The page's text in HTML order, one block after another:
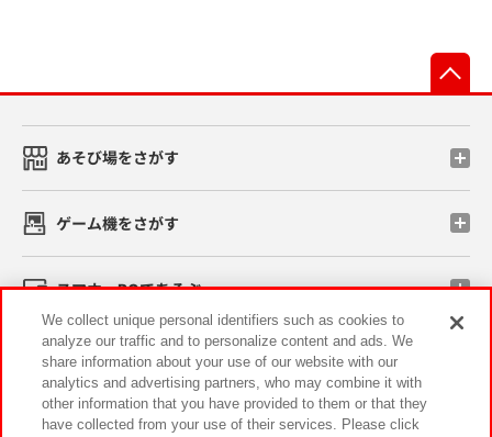
あそび場をさがす
ゲーム機をさがす
スマホ・PCであそぶ
イベント・キャンペーン
We collect unique personal identifiers such as cookies to
analyze our traffic and to personalize content and ads. We
share information about your use of our website with our
analytics and advertising partners, who may combine it with
other information that you have provided to them or that they
have collected from your use of their services. Please click